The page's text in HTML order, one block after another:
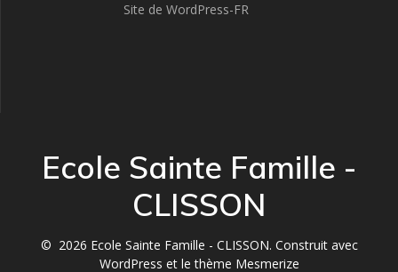
Site de WordPress-FR
Ecole Sainte Famille -
CLISSON
© 2026 Ecole Sainte Famille - CLISSON. Construit avec
WordPress et lethème Mesmerize